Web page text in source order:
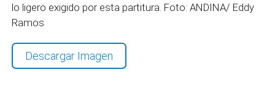
lo ligero exigido por esta partitura. Foto: ANDINA/ Eddy
Ramos
Descargar Imagen